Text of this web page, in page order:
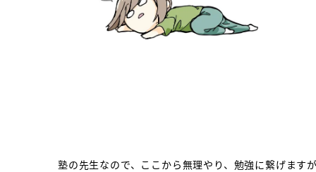
塾の先生なので、ここから無理やり、勉強に繋げます